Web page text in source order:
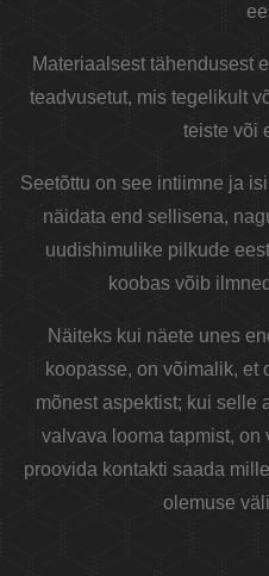
Materiaalsest tähendusest
teadvusetut, mis tegelikult
teiste või
Seetõttu on see intiimne ja
näidata end sellisena,
uudishimulike pilkude
koobas võib
Näiteks kui näete unes
koopasse, on võimalik, et
mõnest aspektist; kui selle
valvava looma tapmist,
proovida kontakti saada
olemuse